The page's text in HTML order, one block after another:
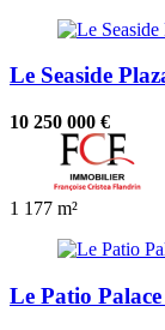
Le Seaside
10 250 000 €
1 177 m²
Le Patio